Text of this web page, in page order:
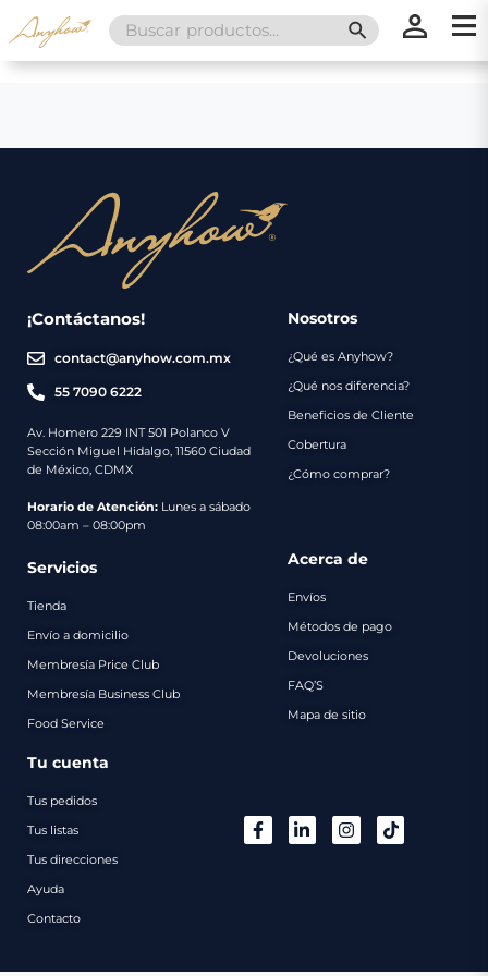
Search
for:
SEARCH
¡Contáctanos!
contact@anyhow.com.mx
55 7090 6222
Av. Homero 229 INT 501 Polanco V
Sección Miguel Hidalgo, 11560 Ciudad
de México, CDMX
Horario de Atención: Lunes a sábado
08:00am – 08:00pm
Nosotros
¿Qué es Anyhow?
¿Qué nos diferencia?
Beneficios de Cliente
Cobertura
¿Cómo comprar?
Servicios
Tienda
Envío a domicilio
Membresía Price Club
Membresía Business Club
Food Service
Acerca de
Envíos
Métodos de pago
Devoluciones
FAQ’S
Mapa de sitio
Tu cuenta
Tus pedidos
Tus listas
Tus direcciones
Ayuda
Contacto
Nosotros
Servicios
Envíos
Métodos
de
Catálogo
Regalos
Contacto